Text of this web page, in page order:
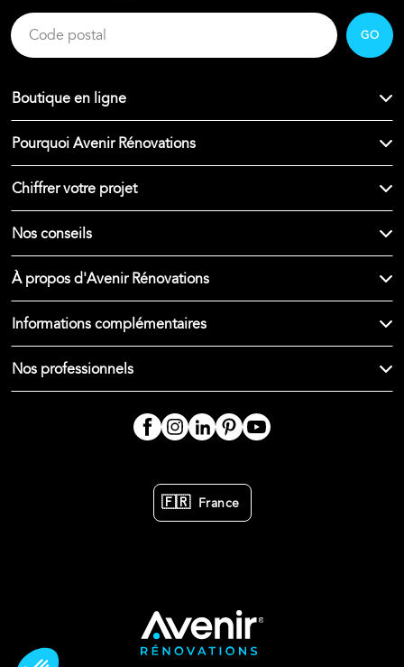
GO
Boutique en ligne
Pourquoi Avenir Rénovations
Chiffrer votre projet
Nos conseils
À propos d'Avenir Rénovations
Informations complémentaires
Nos professionnels
🇫🇷 France